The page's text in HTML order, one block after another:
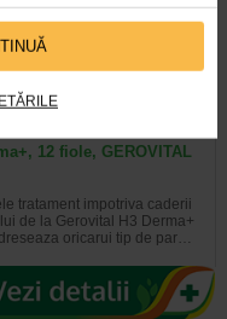
12 fiole, GEROVITAL
tratament impotriva caderii
de la Gerovital H3 Derma+
oricarui tip de par…